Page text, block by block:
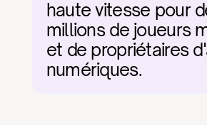
haute vitesse pour
millions de joueurs
et de propriétaires
numériques.